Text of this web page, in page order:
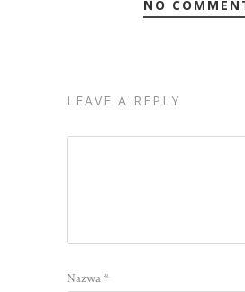
NO
LEAVE A REPLY
Nazwa*